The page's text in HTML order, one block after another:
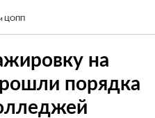
ЦОПП
на
порядка